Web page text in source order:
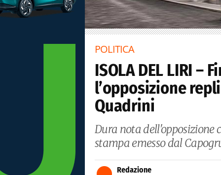
POLITICA
ISOLA DEL LIRI –
l’opposizione
Quadrini
Dura nota dell'opposizione
stampa emesso dal
Redazione